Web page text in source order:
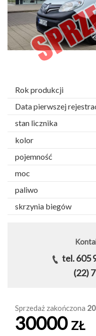
Rok produkcji
Data pierwszej
stan licznika
kolor
pojemność
moc
paliwo
skrzynia biegów
tel. 605
(22)
Sprzedaż zakończona
30000 ZŁ